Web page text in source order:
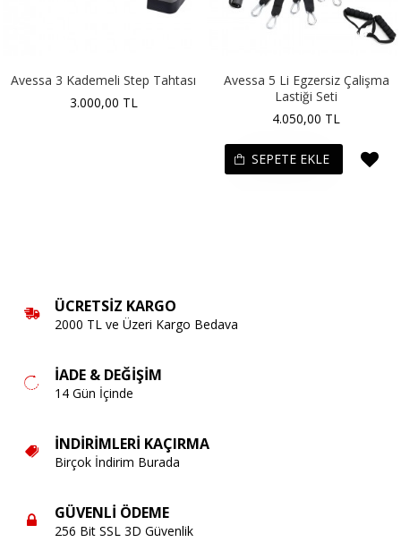
Avessa 3 Kademeli Step Tahtası
3.000,00 TL
Avessa 5 Li Egzersiz Çalişma
Lastiği Seti
4.050,00 TL
SEPETE EKLE
ÜCRETSIZ KARGO
2000 TL ve Üzeri Kargo Bedava
İADE & DEĞIŞIM
14 Gün İçinde
İNDIRIMLERI KAÇIRMA
Birçok İndirim Burada
GÜVENLI ÖDEME
256 Bit SSL 3D Güvenlik